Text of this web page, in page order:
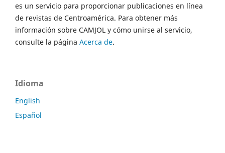
es un servicio para proporcionar publicaciones en línea
de revistas de Centroamérica. Para obtener más
información sobre CAMJOL y cómo unirse al servicio,
consulte la página Acerca de.
Idioma
English
Español